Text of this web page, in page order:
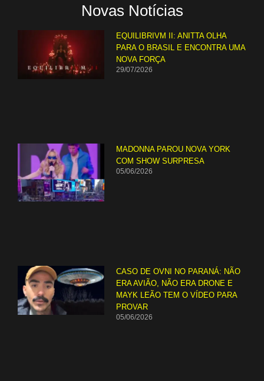
Novas Notícias
EQUILIBRIVM II: ANITTA OLHA
PARA O BRASIL E ENCONTRA UMA
NOVA FORÇA
29/07/2026
MADONNA PAROU NOVA YORK
COM SHOW SURPRESA
05/06/2026
CASO DE OVNI NO PARANÁ: NÃO
ERA AVIÃO, NÃO ERA DRONE E
MAYK LEÃO TEM O VÍDEO PARA
PROVAR
05/06/2026